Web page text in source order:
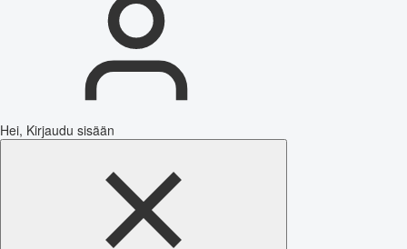
Hei, Kirjaudu sisään